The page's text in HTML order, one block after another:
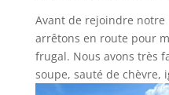
Avant de rejoindre
arrêtons en route pour
frugal. Nous avons très
soupe, sauté de chèvre,